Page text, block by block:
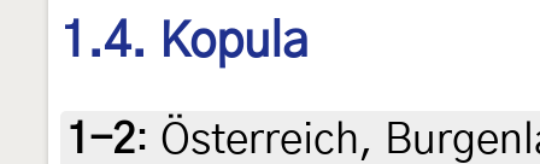
1.4. Kopula
1-2: Österreich,